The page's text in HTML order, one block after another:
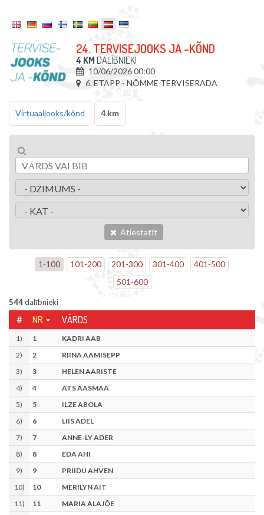
24. TERVISEJOOKS JA -KÕND
4 KM DALĪBNIEKI
10/06/2026 00:00
6. ETAPP - NÕMME TERVISERADA
Virtuaaljooks/kõnd 4 km
Atiestatīt
1-100 101-200 201-300 301-400 401-500
501-600
544dalībnieki
# NR. VĀRDS
1) 1
KADRI AAB
2) 2
RIINA AAMISEPP
3) 3
HELEN AARISTE
4) 4
ATS AASMAA
5) 5
ILZE ABOLA
6) 6
LIIS ADEL
7) 7
ANNE-LY ADER
8) 8
EDA AHI
9) 9
PRIIDU AHVEN
10) 10
MERILYN AIT
11) 11
MARIA ALAJÕE